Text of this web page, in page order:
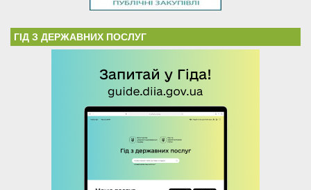
ГІД З ДЕРЖАВНИХ ПОСЛУГ